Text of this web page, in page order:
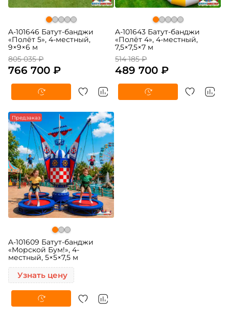
A-101646 Батут-банджи
«Полёт 5», 4-местный,
9×9×6 м
805 035 ₽
766 700 ₽
A-101643 Батут-банджи
«Полёт 4», 4-местный,
7,5×7,5×7 м
514 185 ₽
489 700 ₽
Предзаказ
A-101609 Батут-банджи
«Морской Бум!», 4-
местный, 5×5×7,5 м
Узнать цену